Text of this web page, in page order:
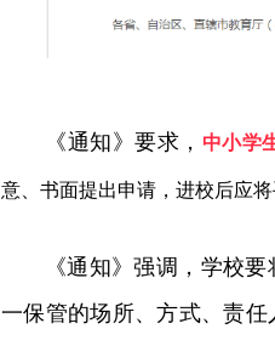
《通知》要求， 中小学
意、书面提出申请，进校后应
《通知》强调，学校
一保管的场所、方式、责